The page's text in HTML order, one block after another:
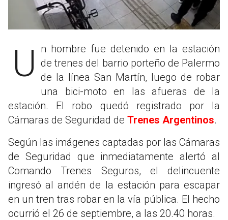
Un hombre fue detenido en la estación de trenes del barrio porteño de Palermo
de la línea San Martín, luego de robar
una bici-moto en las afueras de la
estación. El robo quedó registrado por la
Cámaras de Seguridad de Trenes Argentinos.
Según las imágenes captadas por las Cámaras
de Seguridad que inmediatamente alertó al
Comando Trenes Seguros, el delincuente
ingresó al andén de la estación para escapar
en un tren tras robar en la vía pública. El hecho
ocurrió el 26 de septiembre, a las 20.40 horas.